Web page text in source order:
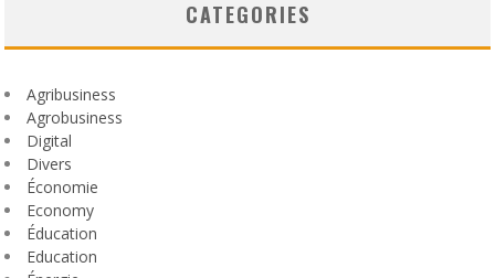
CATEGORIES
Agribusiness
Agrobusiness
Digital
Divers
Économie
Economy
Éducation
Education